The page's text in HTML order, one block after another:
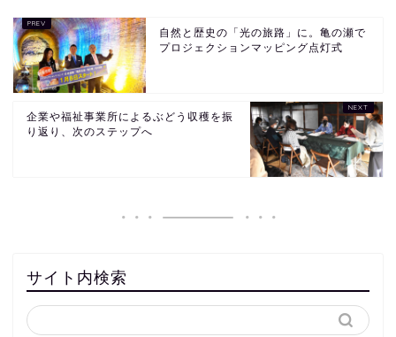
自然と歴史の「光の旅路」に。亀の瀬で
プロジェクションマッピング点灯式
企業や福祉事業所によるぶどう収穫を振
り返り、次のステップへ
サイト内検索